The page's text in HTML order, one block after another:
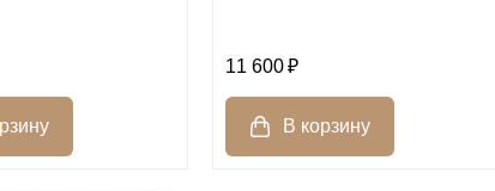
11 600